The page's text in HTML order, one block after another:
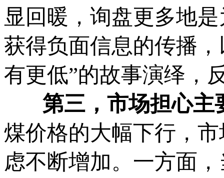
显回暖，询盘更多地
获得负面信息的传播
有更低”的故事演绎，
第三，市场担心主
煤价格的大幅下行，
虑不断增加。一方面